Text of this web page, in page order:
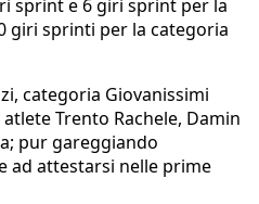
sprint e 6 giri sprint per la
giri sprinti per la categoria
categoria Giovanissimi
Trento Rachele, Damin
pur gareggiando
ad attestarsi nelle prime